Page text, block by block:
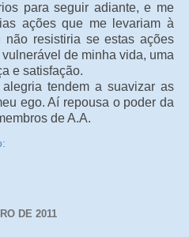
para seguir adiante, e me
ações que me levariam à
resistiria se estas ações
de minha vida, uma
e satisfação.
tendem a suavizar as
ego. Aí repousa o poder da
de A.A.
DE 2011